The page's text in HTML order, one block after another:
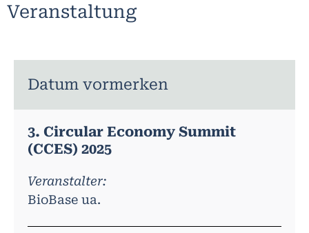
Veranstaltung
Datum vormerken
3. Circular Economy Summit
(CCES) 2025
Veranstalter:
BioBase ua.